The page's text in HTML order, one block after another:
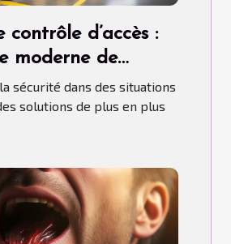
contrôle d’accès :
moderne de
sécurité dans des situations
solutions de plus en plus